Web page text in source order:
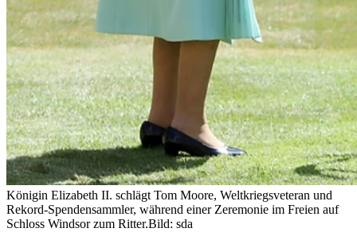
Königin Elizabeth II. schlägt Tom Moore, Weltkriegsveteran und
Rekord-Spendensammler, während einer Zeremonie im Freien auf
Schloss Windsor zum Ritter.Bild: sda